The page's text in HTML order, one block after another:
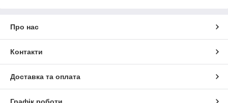
Про нас
Контакти
Доставка та оплата